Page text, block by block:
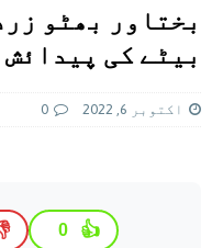
بختاور بھٹو
بیٹے کی پیدائش
اکتوبر 6, 2022 0
👍
0